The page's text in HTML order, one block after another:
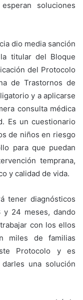
soluciones
dio media sanción
titular del Bloque
del Protocolo
de Trastornos de
y a aplicarse
consulta médica
Es un cuestionario
de niños en riesgo
para que puedan
temprana,
y calidad de vida.
tener diagnósticos
24 meses, dando
con los ellos
miles de familias
Protocolo y es
una solución